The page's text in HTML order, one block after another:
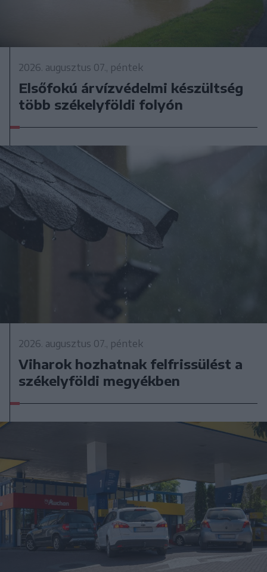
2026. augusztus 07., péntek
Elsőfokú árvízvédelmi készültség
több székelyföldi folyón
2026. augusztus 07., péntek
Viharok hozhatnak felfrissülést a
székelyföldi megyékben